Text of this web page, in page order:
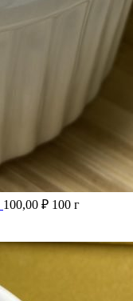
100,00 ₽ 100 г